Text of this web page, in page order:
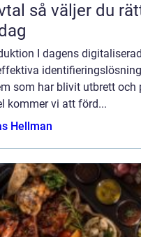
för plånbok och
I dagens
som har blivit utbrett och
kommer vi att förd...
Hellman